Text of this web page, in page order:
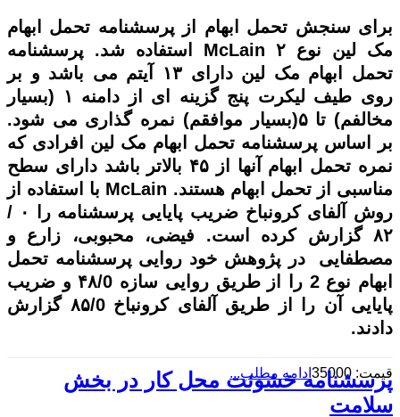
برای سنجش تحمل ابهام از پرسشنامه تحمل ابهام
مک لین نوع ۲ McLain استفاده شد. پرسشنامه
تحمل ابهام مک لین دارای ۱۳ آیتم می باشد و بر
روی طیف لیکرت پنج گزینه ای از دامنه ۱ (بسیار
مخالفم) تا ۵(بسیار موافقم) نمره گذاری می شود.
بر اساس پرسشنامه تحمل ابهام مک لین افرادی که
نمره تحمل ابهام آنها از ۴۵ بالاتر باشد دارای سطح
مناسبی از تحمل ابهام هستند. McLain با استفاده از
روش آلفای کرونباخ ضریب پایایی پرسشنامه را ۰ /
۸۲ گزارش کرده است. فیضی، محبوبی، زارع و
مصطفایی در پژوهش خود روایی پرسشنامه تحمل
ابهام نوع 2 را از طریق روایی سازه ۴۸/0 و ضریب
پایایی آن را از طریق آلفای کرونباخ ۸۵/0 گزارش
دادند.
قیمت: 35000 ادامه مطلب...
پرسشنامه خشونت محل کار در بخش
سلامت